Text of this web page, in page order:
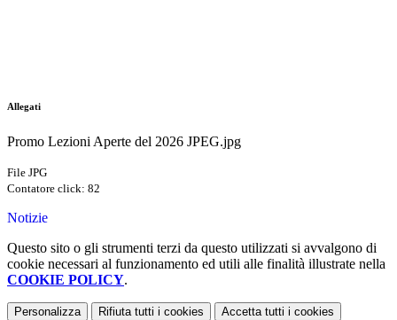
Allegati
Promo Lezioni Aperte del 2026 JPEG.jpg
File JPG
Contatore click: 82
Notizie
Questo sito o gli strumenti terzi da questo utilizzati si avvalgono di
cookie necessari al funzionamento ed utili alle finalità illustrate nella
COOKIE POLICY.
Personalizza Rifiuta tutti i cookies Accetta tutti i cookies